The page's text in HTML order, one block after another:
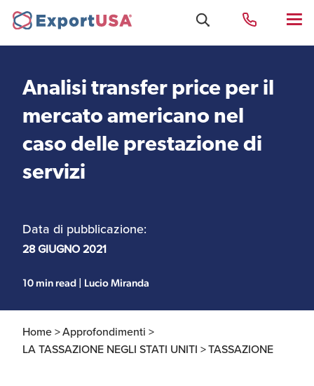
Uffici e Team Exportusa
di Rimini
ExportUSA a Bruxelles
Perchè gli Stati Uniti
Servizi Contabili e
Fiscali
Analisi transfer price per il
mercato americano nel
caso delle prestazione di
servizi
Data di pubblicazione:
28 GIUGNO 2021
10 min read | Lucio Miranda
Home >Approfondimenti >
LA TASSAZIONE NEGLI STATI UNITI >TASSAZIONE